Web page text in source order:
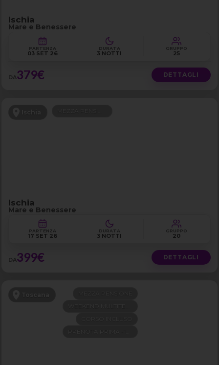
Ischia
Mare e Benessere
PARTENZA
03 SET 26
DURATA
3 NOTTI
GRUPPO
25
DA379€ DETTAGLI
Ischia
Ischia
Mare e Benessere
PARTENZA
17 SET 26
DURATA
3 NOTTI
GRUPPO
20
DA399€ DETTAGLI
Toscana